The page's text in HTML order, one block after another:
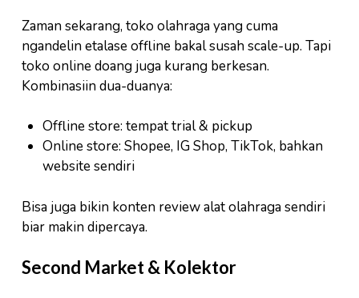
Zaman sekarang, toko olahraga yang cuma
ngandelin etalase offline bakal susah scale-up. Tapi
toko online doang juga kurang berkesan.
Kombinasiin dua-duanya:
Offline store: tempat trial & pickup
Online store: Shopee, IG Shop, TikTok, bahkan
website sendiri
Bisa juga bikin konten review alat olahraga sendiri
biar makin dipercaya.
Second Market & Kolektor